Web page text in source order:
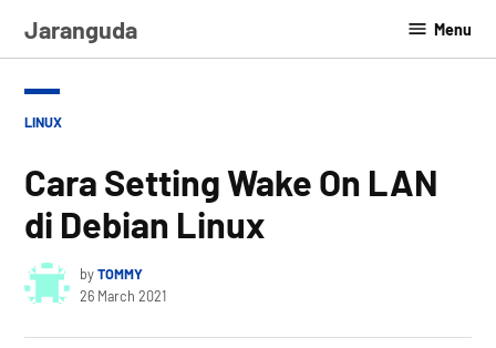
Jaranguda Menu
POSTED
LINUX
Cara Setting Wake On LAN
di Debian Linux
byTOMMY
26 March 2021